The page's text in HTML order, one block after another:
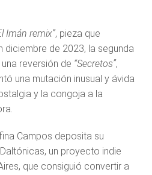
Imán remix”, pieza que
diciembre de 2023, la segunda
reversión de “Secretos”,
una mutación inusual y ávida
y la congoja a la
Campos deposita su
un proyecto indie
que consiguió convertir a